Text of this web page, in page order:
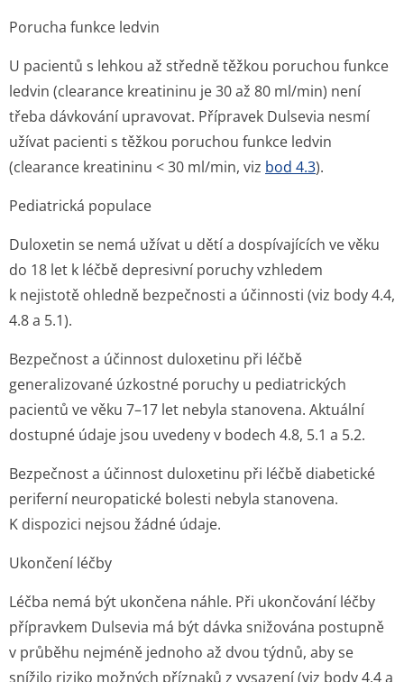
Porucha funkce ledvin
U pacientů s lehkou až středně těžkou poruchou funkce
ledvin (clearance kreatininu je 30 až 80 ml/min) není
třeba dávkování upravovat. Přípravek Dulsevia nesmí
užívat pacienti s těžkou poruchou funkce ledvin
(clearance kreatininu < 30 ml/min, viz bod 4.3).
Pediatrická populace
Duloxetin se nemá užívat u dětí a dospívajících ve věku
do 18 let k léčbě depresivní poruchy vzhledem
k nejistotě ohledně bezpečnosti a účinnosti (viz body 4.4,
4.8 a 5.1).
Bezpečnost a účinnost duloxetinu při léčbě
generalizované úzkostné poruchy u pediatrických
pacientů ve věku 7–17 let nebyla stanovena. Aktuální
dostupné údaje jsou uvedeny v bodech 4.8, 5.1 a 5.2.
Bezpečnost a účinnost duloxetinu při léčbě diabetické
periferní neuropatické bolesti nebyla stanovena.
K dispozici nejsou žádné údaje.
Ukončení léčby
Léčba nemá být ukončena náhle. Při ukončování léčby
přípravkem Dulsevia má být dávka snižována postupně
v průběhu nejméně jednoho až dvou týdnů, aby se
snížilo riziko možných příznaků z vysazení (viz body 4.4 a